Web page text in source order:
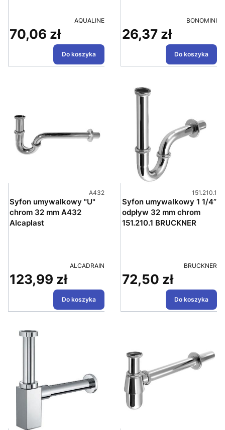
PRODUCENT
AQUALINE
Cena
70,06 zł
Do koszyka
PRODUCENT
BONOMINI
Cena
26,37 zł
Do koszyka
Kod produktu
A432
Syfon umywalkowy "U"
chrom 32 mm A432
Alcaplast
PRODUCENT
ALCADRAIN
Cena
123,99 zł
Do koszyka
Kod
151.210.1
Syfon umywalkowy 1 1/4”
odpływ 32 mm chrom
151.210.1 BRUCKNER
PRODUCENT
BRUCKNER
Cena
72,50 zł
Do koszyka